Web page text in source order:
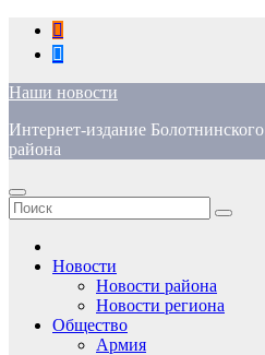
Перейти
содержимому
Наши новости
Интернет-издание Болотнинского
района
Новости
Новости района
Новости региона
Общество
Армия